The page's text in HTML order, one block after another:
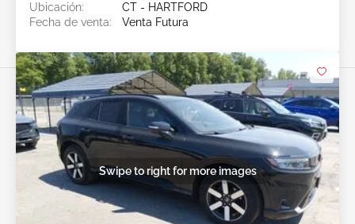
Ubicación:
CT - HARTFORD
Fecha de venta:
Venta Futura
Swipe to right for more images